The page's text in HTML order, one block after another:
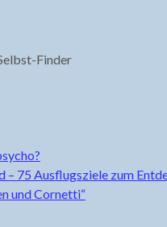
Finder
– 75 Ausflugsziele zum
und Cornetti“